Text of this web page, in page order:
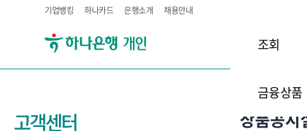
기업뱅킹 하나카드 은행소개 채용안내
조회
금융상품
고객센터 상품공시